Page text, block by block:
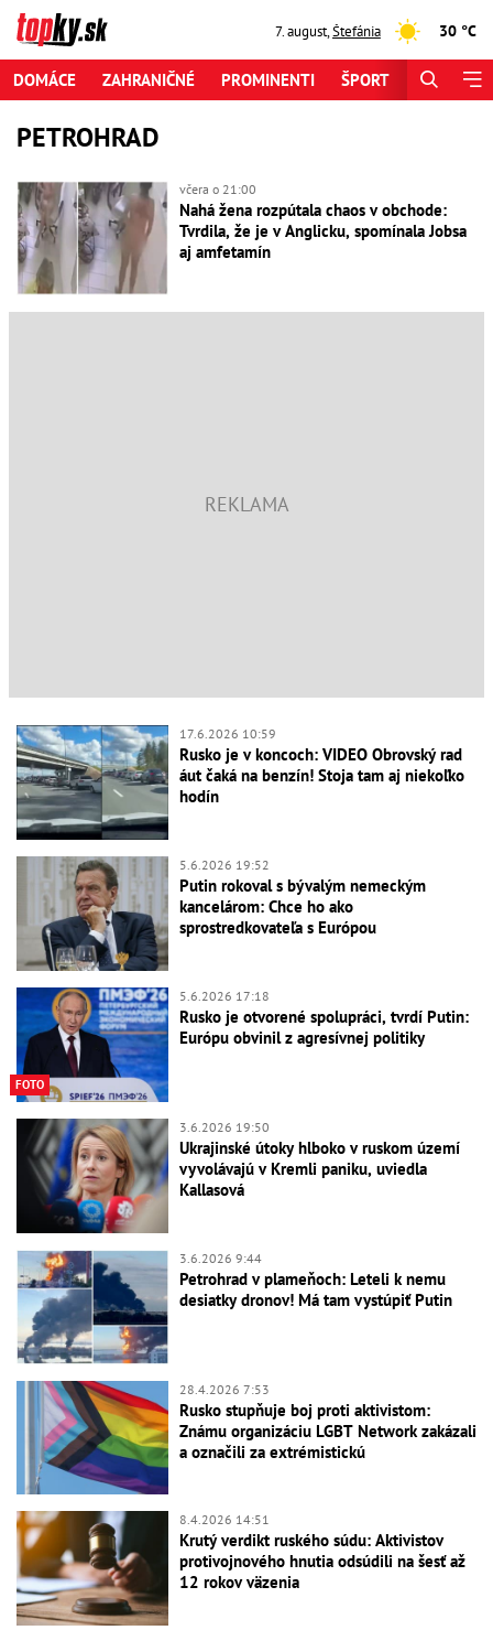
7. august,Štefánia 30 °C
DOMÁCE ZAHRANIČNÉ PROMINENTI ŠPORT
PETROHRAD
včera o 21:00
Nahá žena rozpútala chaos v obchode:
Tvrdila, že je v Anglicku, spomínala Jobsa
aj amfetamín
17.6.2026 10:59
Rusko je v koncoch: VIDEO Obrovský rad
áut čaká na benzín! Stoja tam aj niekoľko
hodín
5.6.2026 19:52
Putin rokoval s bývalým nemeckým
kancelárom: Chce ho ako
sprostredkovateľa s Európou
FOTO
5.6.2026 17:18
Rusko je otvorené spolupráci, tvrdí Putin:
Európu obvinil z agresívnej politiky
3.6.2026 19:50
Ukrajinské útoky hlboko v ruskom území
vyvolávajú v Kremli paniku, uviedla
Kallasová
3.6.2026 9:44
Petrohrad v plameňoch: Leteli k nemu
desiatky dronov! Má tam vystúpiť Putin
28.4.2026 7:53
Rusko stupňuje boj proti aktivistom:
Známu organizáciu LGBT Network zakázali
a označili za extrémistickú
8.4.2026 14:51
Krutý verdikt ruského súdu: Aktivistov
protivojnového hnutia odsúdili na šesť až
12 rokov väzenia